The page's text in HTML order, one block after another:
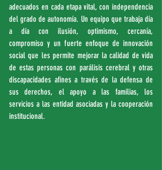
adecuados en cada etapa vital, con independencia
del grado de autonomía. Un equipo que trabaja día
a día con ilusión, optimismo, cercanía,
compromiso y un fuerte enfoque de innovación
social que les permite mejorar la calidad de vida
de estas personas con parálisis cerebral y otras
discapacidades afines a través de la defensa de
sus derechos, el apoyo a las familias, los
servicios a las entidad asociadas y la cooperación
institucional.